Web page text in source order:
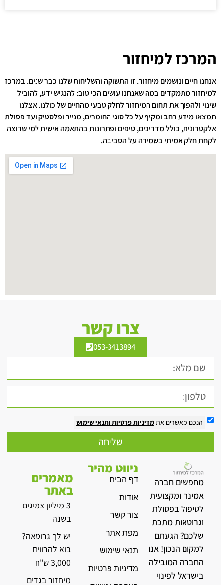
המרכז למיחזור
אנחנו חיים ונושמים מיחזור. זו התשוקה והשליחות שלנו כבר שנים. במרכז
למיחזור מתמקדים במה שאנחנו עושים הכי טוב: להנגיש ידע, להוביל
שינוי ולהפוך את תחום המיחזור לחלק טבעי מהחיים של כולנו. אצלנו
תמצאו מידע רחב ומקיף על כל סוגי החומרים, מנייר ופלסטיק ועד פסולת
אלקטרונית, כולל מדריכים, טיפים ופתרונות בהתאמה אישית למי שרוצה
לקחת חלק אמיתי בשמירה על הסביבה.
צרו קשר
053-3413894
הנכם מאשרים אתמדיניות פרטיות ותנאי שימוש
שליחה
מחפשים חברה
אמינה ומקצועית
לטיפול בפסולת
וגרוטאות מתכת
שלכם? הגעתם
למקום הנכון! אנו
החברה המובילה
בישראל לפינוי
ניווט מהיר
דף הבית
אודות
צור קשר
מפת אתר
תנאי שימוש
מדיניות פרטיות
מאמרים
באתר
3 מיליון צמיגים
בשנה
יש לך גרוטאה?
בוא להרוויח
3,000 ש"ח
מיחזור בגדים –